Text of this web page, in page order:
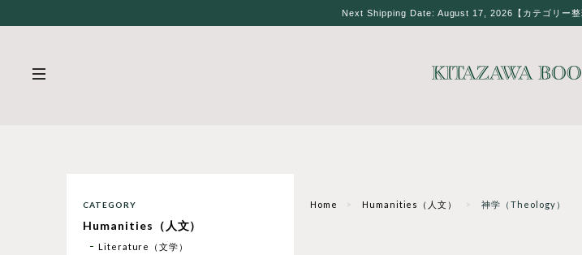
Next Shipping Date: August 17, 2026【カテゴリー
Home Humanities（人文） 神学（Theology）
CATEGORY
Humanities（人文）
Literature（文学）